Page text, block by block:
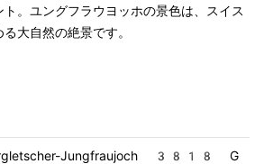
。ユングフラウヨッホの景色は、スイス
大自然の絶景です。
Jungfraujoch 3818 G